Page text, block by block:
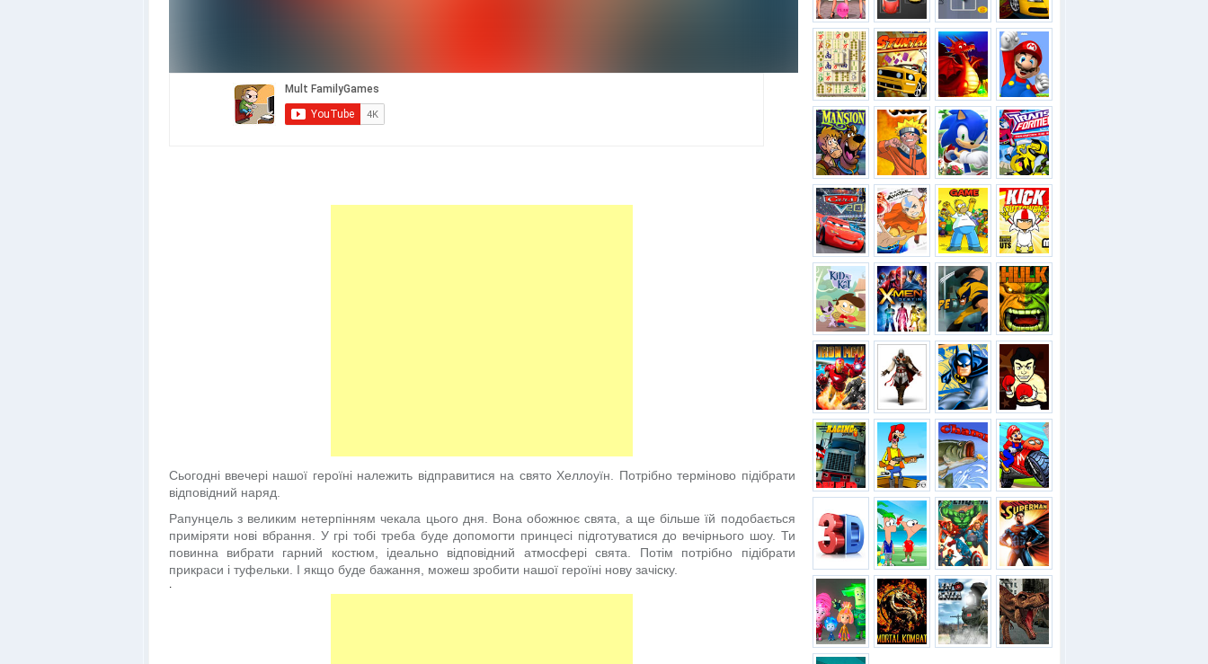
Сьогодні ввечері нашої героїні належить відправитися на свято Хеллоуїн. Потрібно терміново підібрати
відповідний наряд.
Рапунцель з великим нетерпінням чекала цього дня. Вона обожнює свята, а ще більше їй подобається
приміряти нові вбрання. У грі тобі треба буде допомогти принцесі підготуватися до вечірнього шоу. Ти
повинна вибрати гарний костюм, ідеально відповідний атмосфері свята. Потім потрібно підібрати
прикраси і туфельки. І якщо буде бажання, можеш зробити нашої героїні нову зачіску.
.